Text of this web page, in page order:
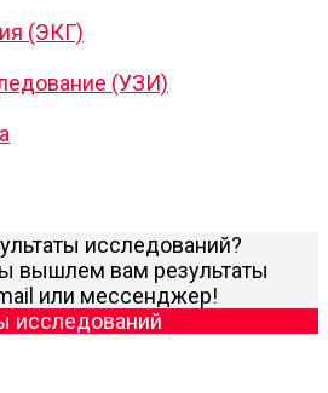
(ЭКГ)
(УЗИ)
исследований?
вышлем вам результаты
или мессенджер!
исследований